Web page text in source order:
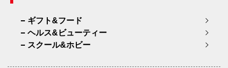
ギフト&フード
ヘルス&ビューティー
スクール&ホビー